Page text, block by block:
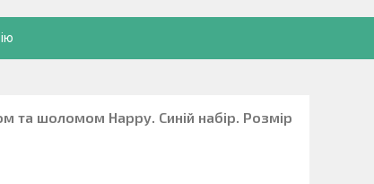
та шоломом Happy. Синій набір. Розмір